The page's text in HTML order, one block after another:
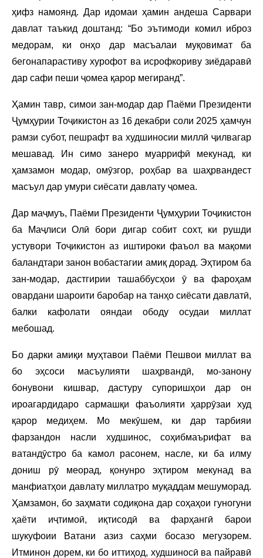
ҳифз намоянд. Дар идомаи ҳамин андеша Сарвари
давлат таъкид доштанд: “Бо эътимоди комил иброз
медорам, ки онҳо дар масъалаи муқовимат ба
бегонапарастиву хурофот ва исрофкориву зиёдаравӣ
дар сафи пеши ҷомеа қарор мегиранд”.
Ҳамин тавр, симои зан-модар дар Паёми Президенти
Ҷумҳурии Тоҷикистон аз 16 декабри соли 2025 ҳамчун
рамзи субот, пешрафт ва худшиносии миллӣ ҷилвагар
мешавад. Ин симо занеро муаррифӣ мекунад, ки
ҳамзамон модар, омӯзгор, роҳбар ва шаҳрвандест
масъул дар умури сиёсати давлату ҷомеа.
Дар маҷмуъ, Паёми Президенти Ҷумҳурии Тоҷикистон
ба Маҷлиси Олӣ бори дигар собит сохт, ки рушди
устувори Тоҷикистон аз иштироки фаъол ва мақоми
баландтари занон вобастагии амиқ дорад. Эҳтиром ба
зан-модар, дастгирии ташаббусҳои ӯ ва фароҳам
овардани шароити баробар на танҳо сиёсати давлатӣ,
балки кафолати ояндаи ободу осудаи миллат
мебошад.
Бо дарки амиқи муҳтавои Паёми Пешвои миллат ва
бо эҳсоси масъулияти шаҳрвандӣ, мо-занону
бонувони кишвар, дастуру супоришҳои дар он
ироагардидаро сармашқи фаъолияти ҳаррӯзаи худ
қарор медиҳем. Мо мекӯшем, ки дар тарбияи
фарзандон насли худшинос, соҳибмаърифат ва
ватандӯстро ба камол расонем, насле, ки ба илму
дониш рӯ меорад, қонунро эҳтиром мекунад ва
манфиатҳои давлату миллатро муқаддам мешуморад.
Ҳамзамон, бо заҳмати содиқона дар соҳаҳои гуногуни
ҳаёти иҷтимоӣ, иқтисодӣ ва фарҳангӣ барои
шукуфоии Ватани азиз саҳми босазо мегузорем.
Итминон дорем, ки бо иттиҳод, худшиносӣ ва пайравӣ